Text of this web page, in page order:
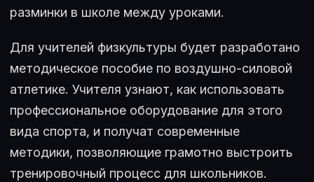
разминки в школе между уроками.
Для учителей физкультуры будет разработано
методическое пособие по воздушно-силовой
атлетике. Учителя узнают, как использовать
профессиональное оборудование для этого
вида спорта, и получат современные
методики, позволяющие грамотно выстроить
тренировочный процесс для школьников.